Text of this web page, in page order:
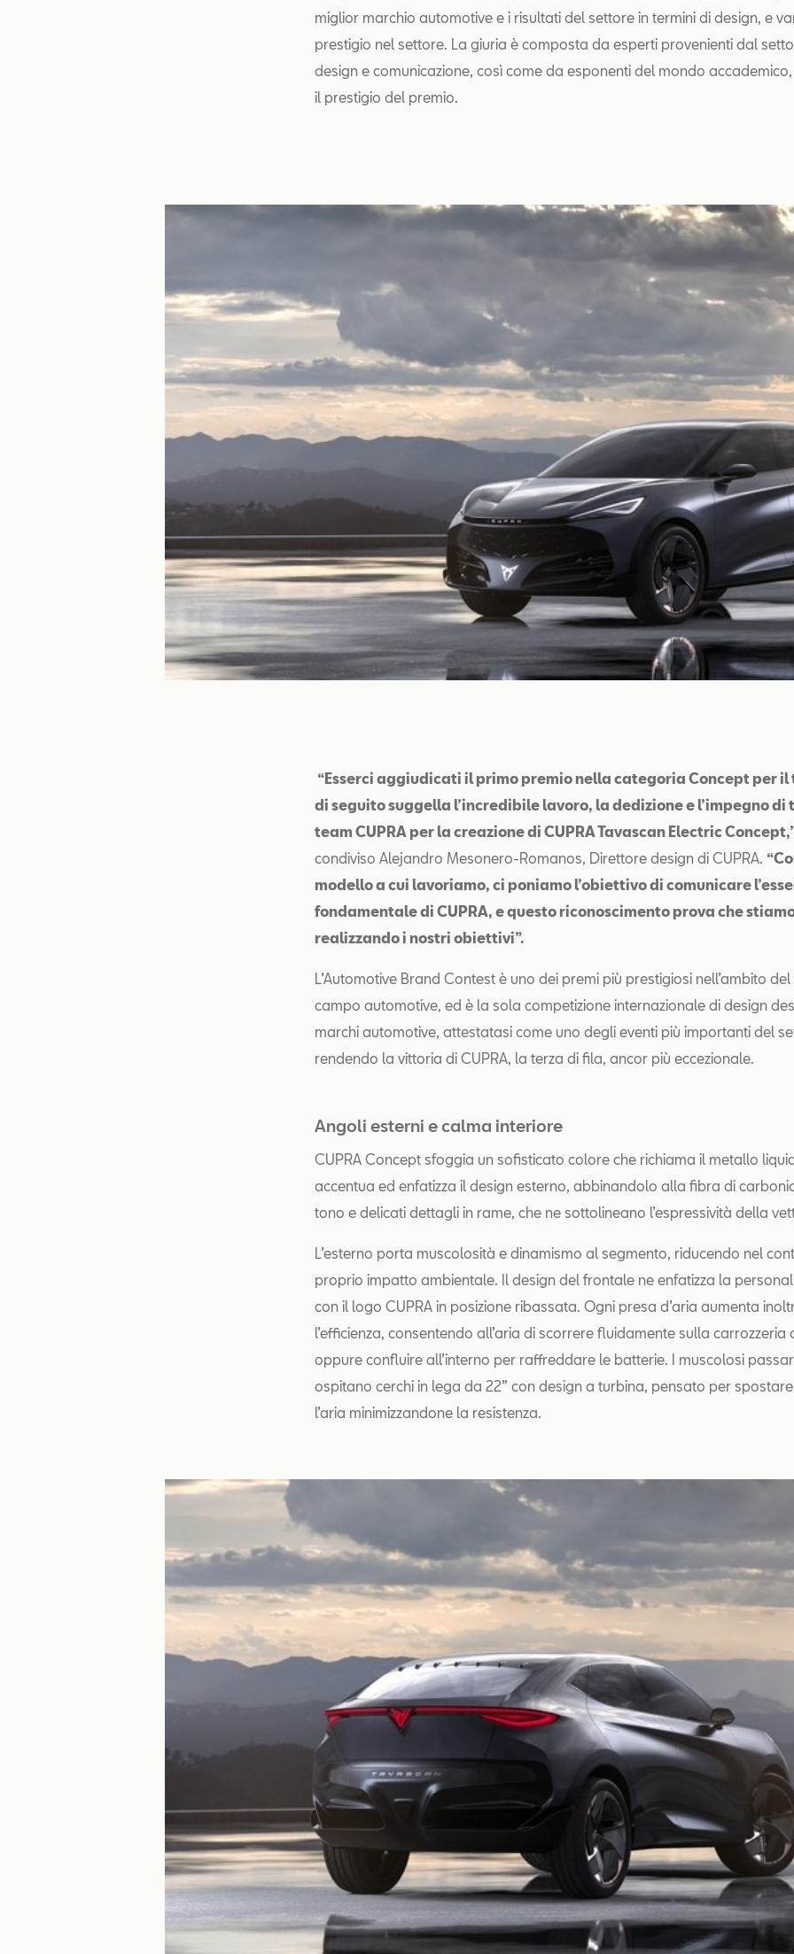
miglior marchio automotive e i risultati del settore in termini di design, e
prestigio nel settore. La giuria è composta da esperti provenienti dal
design e comunicazione, così come da esponenti del mondo
il prestigio del premio.
“Esserci aggiudicati il primo premio nella categoria Concept per il
di seguito suggella l’incredibile lavoro, la dedizione e l’impegno di
team CUPRA per la creazione di CUPRA Tavascan Electric
condiviso Alejandro Mesonero-Romanos, Direttore design di CUPRA.
modello a cui lavoriamo, ci poniamo l’obiettivo di comunicare
fondamentale di CUPRA, e questo riconoscimento prova che
realizzando i nostri obiettivi”.
L’Automotive Brand Contest è uno dei premi più prestigiosi nell’ambito
campo automotive, ed è la sola competizione internazionale di design
marchi automotive, attestatasi come uno degli eventi più importanti del
rendendo la vittoria di CUPRA, la terza di fila, ancor più eccezionale.
Angoli esterni e calma interiore
CUPRA Concept sfoggia un sofisticato colore che richiama il metallo
accentua ed enfatizza il design esterno, abbinandolo alla fibra di
tono e delicati dettagli in rame, che ne sottolineano l’espressività della
L’esterno porta muscolosità e dinamismo al segmento, riducendo nel
proprio impatto ambientale. Il design del frontale ne enfatizza la
con il logo CUPRA in posizione ribassata. Ogni presa d’aria aumenta
l’efficienza, consentendo all’aria di scorrere fluidamente sulla carrozzeria
oppure confluire all’interno per raffreddare le batterie. I muscolosi
ospitano cerchi in lega da 22” con design a turbina, pensato per
l’aria minimizzandone la resistenza.